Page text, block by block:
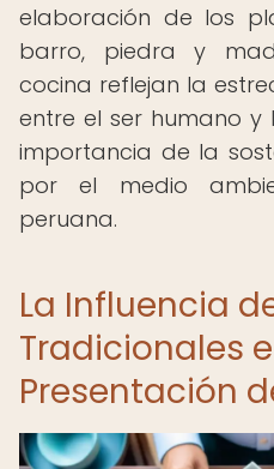
elaboración de los
barro, piedra y
cocina reflejan la
entre el ser humano
importancia de la
por el medio
peruana.
La Influencia
Tradicionales
Presentación